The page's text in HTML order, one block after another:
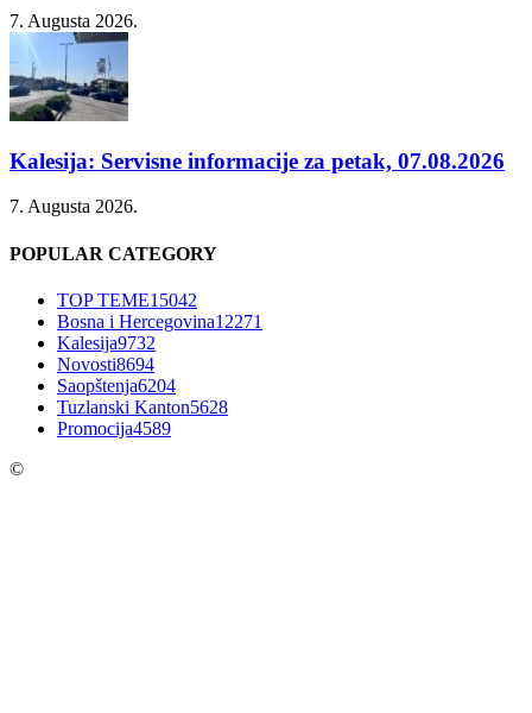
7. Augusta 2026.
Kalesija: Servisne informacije za petak, 07.08.2026
7. Augusta 2026.
POPULAR CATEGORY
TOP TEME15042
Bosna i Hercegovina12271
Kalesija9732
Novosti8694
Saopštenja6204
Tuzlanski Kanton5628
Promocija4589
©